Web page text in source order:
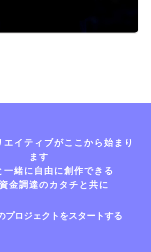
イティブがここから始まり
ます
一緒に自由に創作できる
金調達のカタチと共に
プロジェクトをスタートする